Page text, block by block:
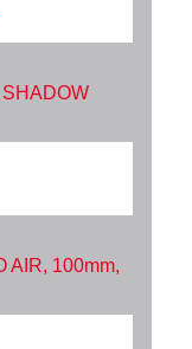
AIR, 100mm,